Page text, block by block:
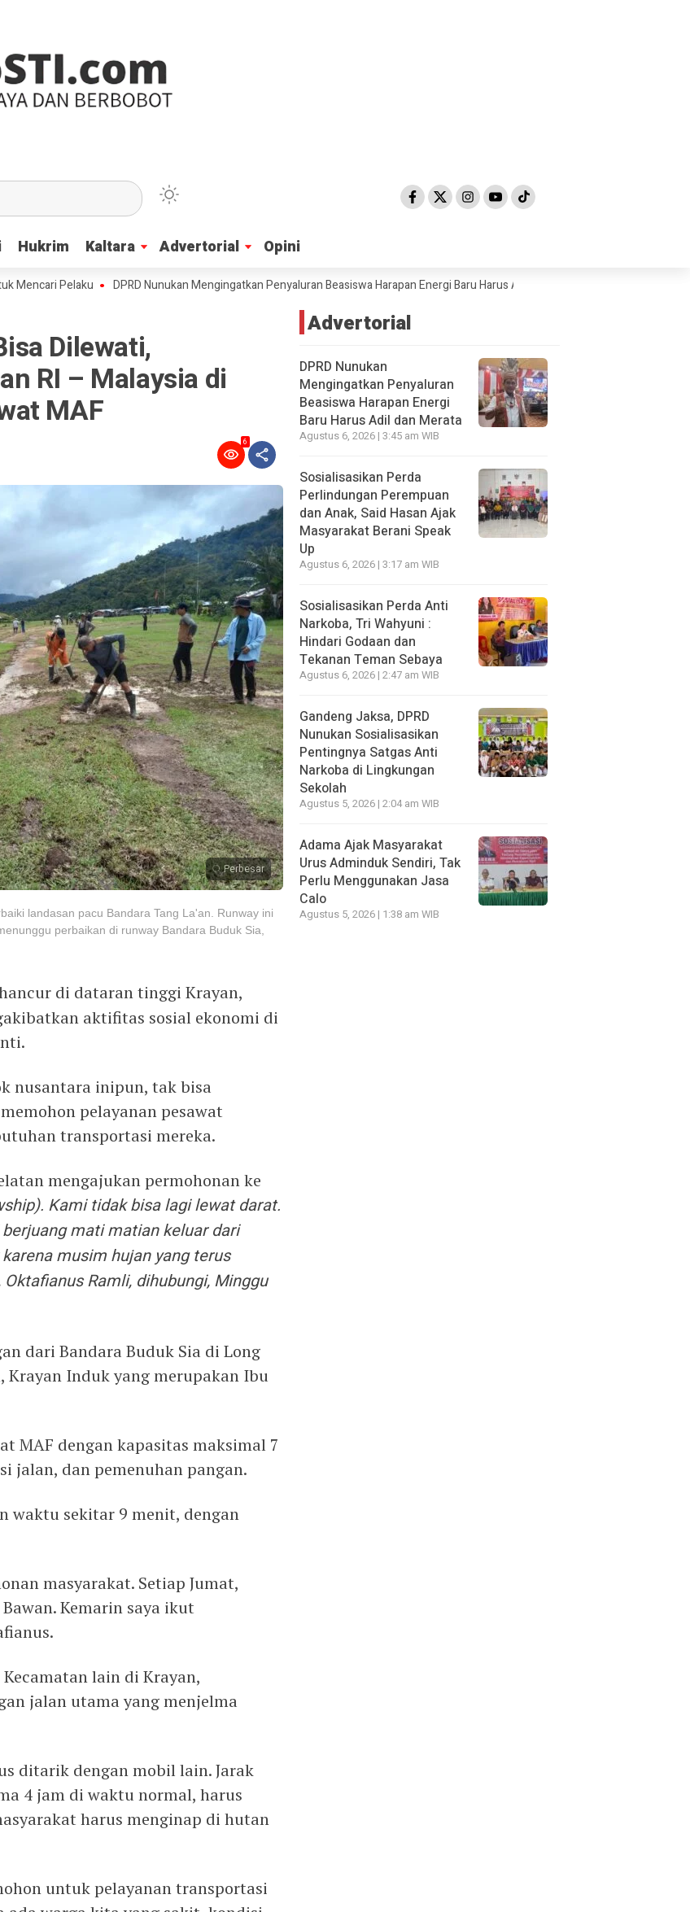
Hukrim Kaltara Advertorial Opini
Hukrim Kaltara Advertorial Opini
Pelaku DPRD Nunukan Mengingatkan Penyaluran Beasiswa Harapan Energi Baru Harus Adil dan Merata
Dilewati,
RI – Malaysia di
MAF
6
Perbesar
landasan pacu Bandara Tang La'an. Runway ini
perbaikan di runway Bandara Buduk Sia,
di dataran tinggi Krayan,
aktifitas sosial ekonomi di
nusantara inipun, tak bisa
pelayanan pesawat
transportasi mereka.
mengajukan permohonan ke
Kami tidak bisa lagi lewat darat.
mati matian keluar dari
musim hujan yang terus
Oktafianus Ramli, dihubungi, Minggu
dari Bandara Buduk Sia di Long
Krayan Induk yang merupakan Ibu
MAF dengan kapasitas maksimal 7
jalan, dan pemenuhan pangan.
waktu sekitar 9 menit, dengan
masyarakat. Setiap Jumat,
Kemarin saya ikut
lain di Krayan,
jalan utama yang menjelma
ditarik dengan mobil lain. Jarak
4 jam di waktu normal, harus
harus menginap di hutan
untuk pelayanan transportasi
Advertorial
DPRD Nunukan
Mengingatkan Penyaluran
Beasiswa Harapan Energi
Baru Harus Adil dan Merata
Agustus 6, 2026 | 3:45 am WIB
Sosialisasikan Perda
Perlindungan Perempuan
dan Anak, Said Hasan Ajak
Masyarakat Berani Speak
Up
Agustus 6, 2026 | 3:17 am WIB
Sosialisasikan Perda Anti
Narkoba, Tri Wahyuni :
Hindari Godaan dan
Tekanan Teman Sebaya
Agustus 6, 2026 | 2:47 am WIB
Gandeng Jaksa, DPRD
Nunukan Sosialisasikan
Pentingnya Satgas Anti
Narkoba di Lingkungan
Sekolah
Agustus 5, 2026 | 2:04 am WIB
Adama Ajak Masyarakat
Urus Adminduk Sendiri, Tak
Perlu Menggunakan Jasa
Calo
Agustus 5, 2026 | 1:38 am WIB